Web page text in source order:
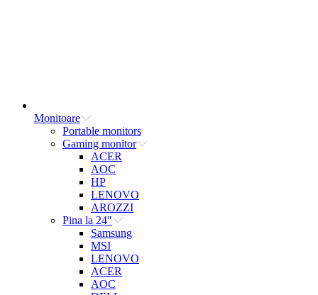
Monitoare
Portable monitors
Gaming monitor
ACER
AOC
HP
LENOVO
AROZZI
Pina la 24"
Samsung
MSI
LENOVO
ACER
AOC